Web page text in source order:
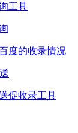
工具
度的收录情况
促收录工具